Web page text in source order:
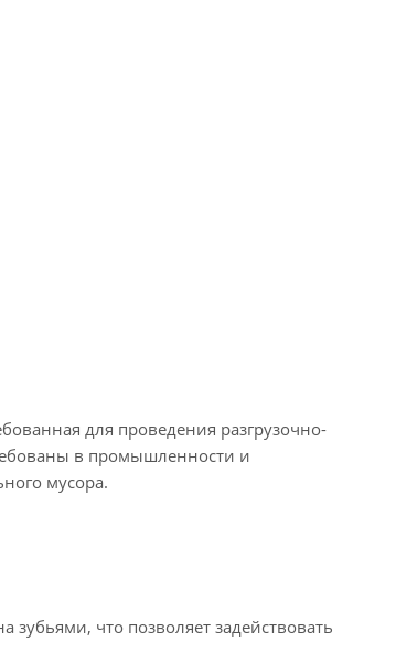
для проведения разгрузочно-
в промышленности и
мусора.
что позволяет задействовать